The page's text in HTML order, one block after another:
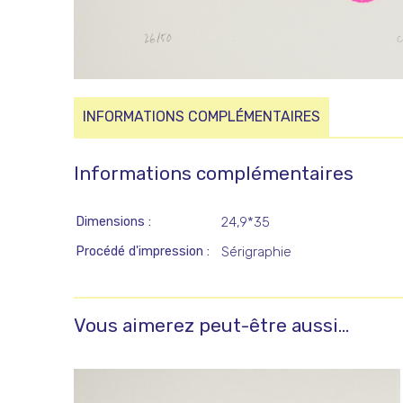
INFORMATIONS COMPLÉMENTAIRES
Informations complémentaires
Dimensions 24,9*35
Procédé d'impression Sérigraphie
Vous aimerez peut-être aussi…